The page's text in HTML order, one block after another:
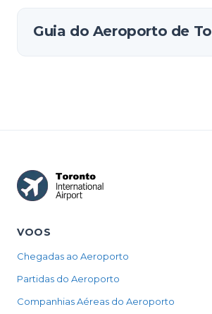
Guia do Aeroporto de
VOOS
Chegadas ao Aeroporto
Partidas do Aeroporto
Companhias Aéreas do Aeroporto